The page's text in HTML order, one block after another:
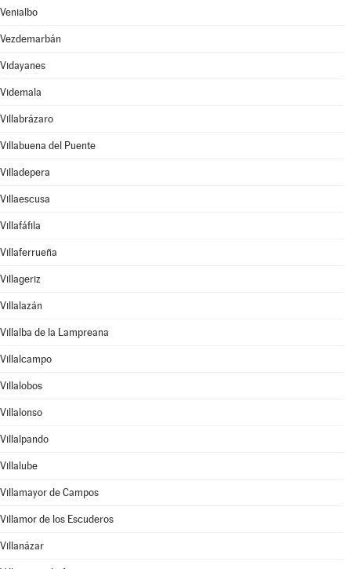
Venialbo
Vezdemarbán
Vidayanes
Videmala
Villabrázaro
Villabuena del Puente
Villadepera
Villaescusa
Villafáfila
Villaferrueña
Villageriz
Villalazán
Villalba de la Lampreana
Villalcampo
Villalobos
Villalonso
Villalpando
Villalube
Villamayor de Campos
Villamor de los Escuderos
Villanázar